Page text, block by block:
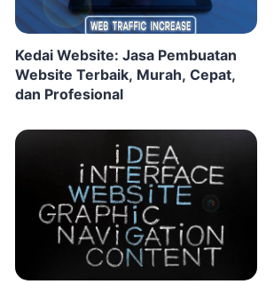
Kedai Website: Jasa Pembuatan
Website Terbaik, Murah, Cepat,
dan Profesional